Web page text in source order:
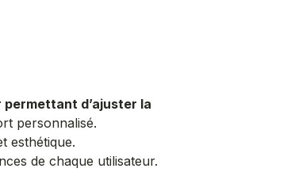
permettant d’ajuster la
personnalisé.
esthétique.
de chaque utilisateur.​